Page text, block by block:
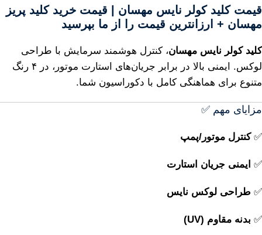
قیمت کلید کولر نایس مهسان | قیمت خرید کلید پریز
مهسان + ارزانترین قیمت را از ما بپرسید
کلید کولر نایس مهسان، کنترل هوشمند سرمایش با طراحی
لوکس. ایمنی بالا در برابر جریان‌های استارت موتور، در ۴ رنگ
متنوع برای هماهنگی کامل با دکوراسیون شما.
مزایای مهم ✅
✅کنترل موتور/پمپ
✅ ایمنی جریان استارت
✅ طراحی لوکس نایس
✅ بدنه مقاوم (UV)